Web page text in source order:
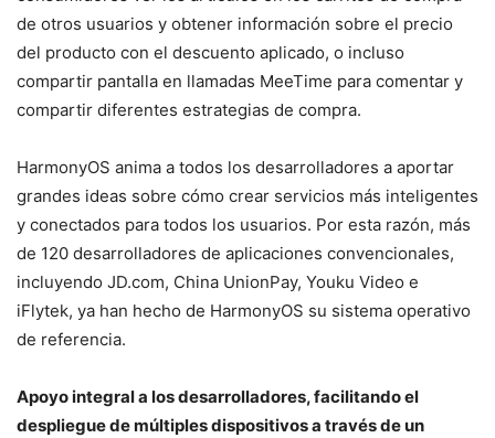
de otros usuarios y obtener información sobre el precio
del producto con el descuento aplicado, o incluso
compartir pantalla en llamadas MeeTime para comentar y
compartir diferentes estrategias de compra.
HarmonyOS anima a todos los desarrolladores a aportar
grandes ideas sobre cómo crear servicios más inteligentes
y conectados para todos los usuarios. Por esta razón, más
de 120 desarrolladores de aplicaciones convencionales,
incluyendo JD.com, China UnionPay, Youku Video e
iFlytek, ya han hecho de HarmonyOS su sistema operativo
de referencia.
Apoyo integral a los desarrolladores, facilitando el
despliegue de múltiples dispositivos a través de un